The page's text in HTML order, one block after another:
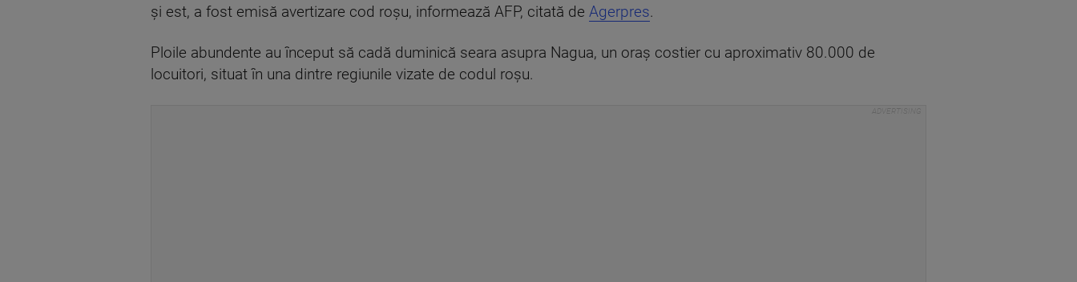
şi est, a fost emisă avertizare cod roşu, informează AFP, citată de Agerpres.
Ploile abundente au început să cadă duminică seara asupra Nagua, un oraş costier cu aproximativ 80.000 de
locuitori, situat în una dintre regiunile vizate de codul roşu.